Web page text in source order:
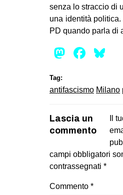
senza lo strac­cio di
una iden­tità poli­tica.
PD quando parla di
Tag:
antifascismo Milano
Lascia un
commento
Il
campi obbligatori
contrassegnati *
Commento *